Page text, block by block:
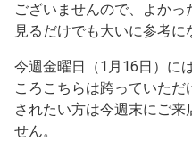
ございませんので、よか
見るだけでも大いに参考に
今週金曜日（1月16日）に
ころこちらは跨っていた
されたい方は今週末にご来
せん。